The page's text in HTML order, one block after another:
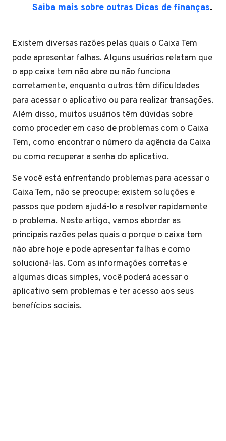
Saiba mais sobre outras Dicas de finanças.
Existem diversas razões pelas quais o Caixa Tem
pode apresentar falhas. Alguns usuários relatam que
o app caixa tem não abre ou não funciona
corretamente, enquanto outros têm dificuldades
para acessar o aplicativo ou para realizar transações.
Além disso, muitos usuários têm dúvidas sobre
como proceder em caso de problemas com o Caixa
Tem, como encontrar o número da agência da Caixa
ou como recuperar a senha do aplicativo.
Se você está enfrentando problemas para acessar o
Caixa Tem, não se preocupe: existem soluções e
passos que podem ajudá-lo a resolver rapidamente
o problema. Neste artigo, vamos abordar as
principais razões pelas quais o porque o caixa tem
não abre hoje e pode apresentar falhas e como
solucioná-las. Com as informações corretas e
algumas dicas simples, você poderá acessar o
aplicativo sem problemas e ter acesso aos seus
benefícios sociais.